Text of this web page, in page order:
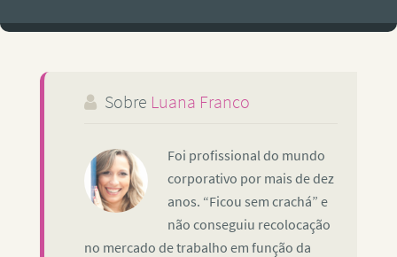
Sobre Luana Franco
Foi profissional do mundo
corporativo por mais de dez
anos. “Ficou sem crachá” e
não conseguiu recolocação
no mercado de trabalho em função da